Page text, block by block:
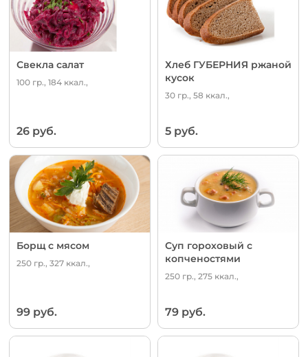
Свекла салат
100 гр., 184 ккал.,
26 руб.
Хлеб ГУБЕРНИЯ ржаной
кусок
30 гр., 58 ккал.,
5 руб.
Борщ с мясом
250 гр., 327 ккал.,
99 руб.
Суп гороховый с
копченостями
250 гр., 275 ккал.,
79 руб.